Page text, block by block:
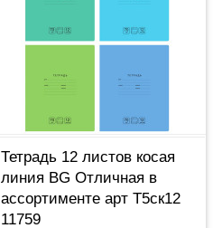
Тетрадь 12 листов косая
линия BG Отличная в
ассортименте арт Т5ск12
11759